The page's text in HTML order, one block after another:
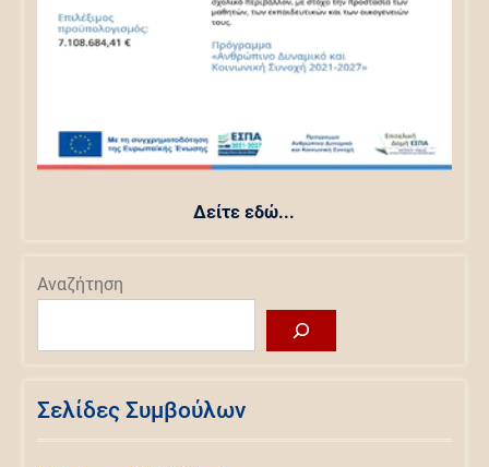
Δείτε εδώ...
Αναζήτηση
Σελίδες Συμβούλων